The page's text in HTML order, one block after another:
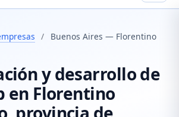
/
Buenos Aires — Florentino
y desarrollo de
en Florentino